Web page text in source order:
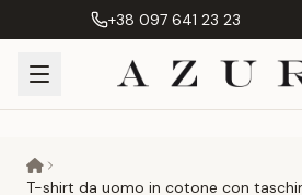
+38 097 641 23 23
T-shirt da uomo in cotone con